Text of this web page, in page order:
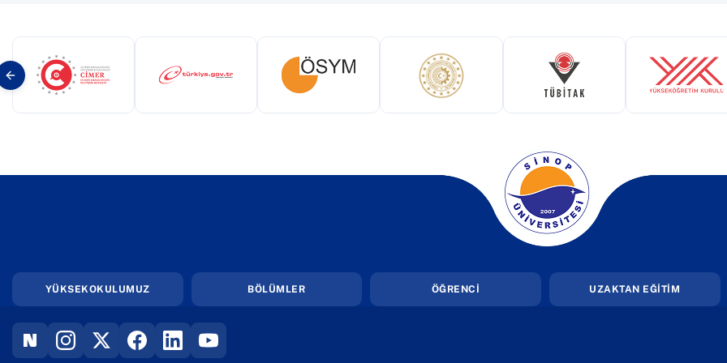
(yeni sekmede açılır) (yeni sekmede açılır)(yeni sekmede açılır)(yeni sekmede açılır)(yeni sekmede açılır)(yeni
(yeni sekmede açılır)
YÜKSEKOKULUMUZ BÖLÜMLER ÖĞRENCİ UZAKTAN EĞİTİM
(YENI SEKMEDE AÇILIR)
(YENI SEKMEDE AÇILIR)
(YENI SEKMEDE AÇILIR)
(YENI SEKMEDE AÇILIR)
(YENI SEKMEDE AÇILIR)
(YENI SEKMEDE AÇILIR)